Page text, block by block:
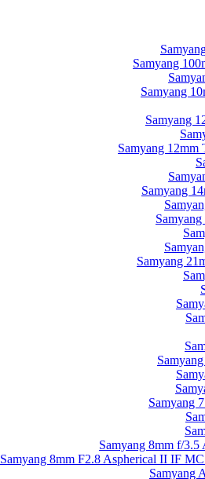
Samyang
Samyang
Samyang
Samyang
Samyang
Samyang
Samyang
Samyang 8mm f/
Samyang 8mm F2.8 Aspherical II IF
Samyang